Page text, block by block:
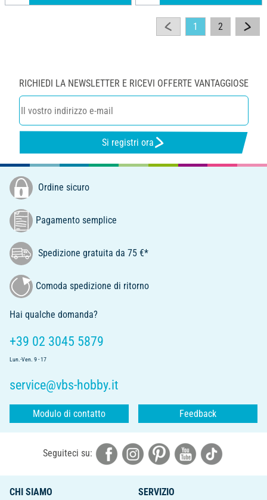
1 2
RICHIEDI LA NEWSLETTER E RICEVI OFFERTE VANTAGGIOSE
Si registri ora
Ordine sicuro
Pagamento semplice
Spedizione gratuita da 75 €*
Comoda spedizione di ritorno
Hai qualche domanda?
+39 02 3045 5879
Lun.-Ven. 9 - 17
service@vbs-hobby.it
Modulo di contatto Feedback
Seguiteci su:
CHI SIAMO
SERVIZIO